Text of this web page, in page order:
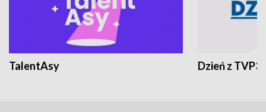
TalentAsy Dzień z TVP3